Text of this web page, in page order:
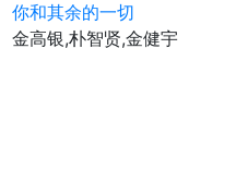
你和其余的一切
金高银,朴智贤,金健宇